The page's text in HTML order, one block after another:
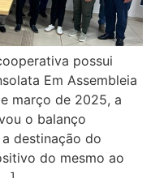
possui
Em Assembleia
março de 2025, a
o balanço
destinação do
do mesmo ao